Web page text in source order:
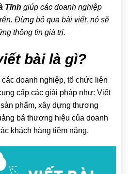
Tĩnh giúp các doanh nghiệp
Đừng bỏ qua bài viết, nó sẽ
thông tin giá trị.
bài là gì?
doanh nghiệp, tổ chức liên
cấp các giải pháp như: Viết
phẩm, xây dựng thương
bá thương hiệu của doanh
khách hàng tiềm năng.